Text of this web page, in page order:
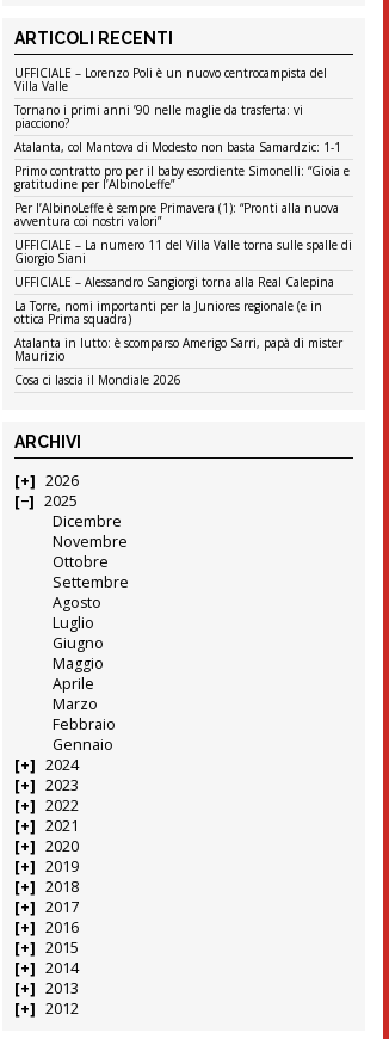
ARTICOLI RECENTI
UFFICIALE – Lorenzo Poli è un nuovo centrocampista del
Villa Valle
Tornano i primi anni ’90 nelle maglie da trasferta: vi
piacciono?
Atalanta, col Mantova di Modesto non basta Samardzic: 1-1
Primo contratto pro per il baby esordiente Simonelli: “Gioia e
gratitudine per l’AlbinoLeffe”
Per l’AlbinoLeffe è sempre Primavera (1): “Pronti alla nuova
avventura coi nostri valori”
UFFICIALE – La numero 11 del Villa Valle torna sulle spalle di
Giorgio Siani
UFFICIALE – Alessandro Sangiorgi torna alla Real Calepina
La Torre, nomi importanti per la Juniores regionale (e in
ottica Prima squadra)
Atalanta in lutto: è scomparso Amerigo Sarri, papà di mister
Maurizio
Cosa ci lascia il Mondiale 2026
ARCHIVI
2026
2025
Dicembre
Novembre
Ottobre
Settembre
Agosto
Luglio
Giugno
Maggio
Aprile
Marzo
Febbraio
Gennaio
2024
2023
2022
2021
2020
2019
2018
2017
2016
2015
2014
2013
2012